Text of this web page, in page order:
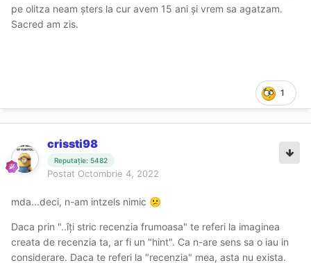
Deci, sincer: micii care nu-s "vita oaie", pentru minenu
sunt "mici"
pe olitza neam șters la cur avem 15 ani și vrem sa agatzam.
Sacred am zis.
1
crissti98
Reputație: 5482
Postat Octombrie 4, 2022
mda...deci, n-am intzels nimic 😕
Daca prin "..îți stric recenzia frumoasa" te referi la imaginea
creata de recenzia ta, ar fi un "hint". Ca n-are sens sa o iau in
considerare. Daca te referi la "recenzia" mea, asta nu exista.